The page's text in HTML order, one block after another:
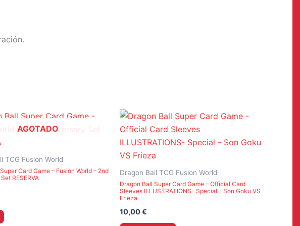
AGOTADO
TCG Fusion World
Card Game – Fusion World – 2nd
RESERVA
Dragon Ball TCG Fusion World
Dragon Ball Super Card Game – Official Card
Sleeves ILLUSTRATIONS- Special – Son Goku VS
Frieza
10,00€